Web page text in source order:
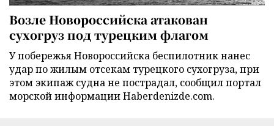
Возле Новороссийска атакован
сухогруз под турецким флагом
У побережья Новороссийска беспилотник нанес
удар по жилым отсекам турецкого сухогруза, при
этом экипаж судна не пострадал, сообщил портал
морской информации Haberdenizde.com.